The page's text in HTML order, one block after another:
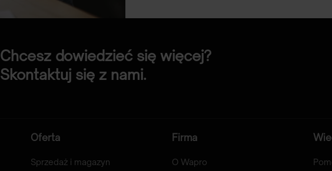
Chcesz dowiedzieć się więcej?
Skontaktuj się z nami.
Oferta
Sprzedaż i magazyn
Firma
O Wapro